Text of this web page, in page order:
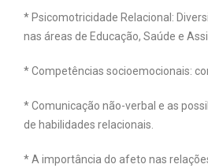
* Psicomotricidade Relacional:
nas áreas de Educação, Saúde e
* Competências socioemocionais:
* Comunicação não-verbal e as
de habilidades relacionais.
* A importância do afeto nas